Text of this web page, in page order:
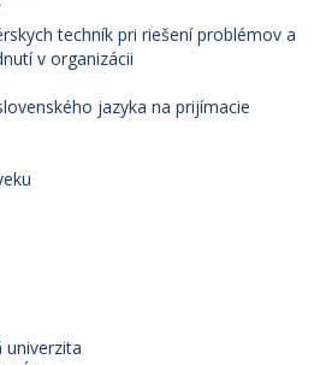
techník pri riešení problémov a
v organizácii
jazyka na prijímacie
univerzita